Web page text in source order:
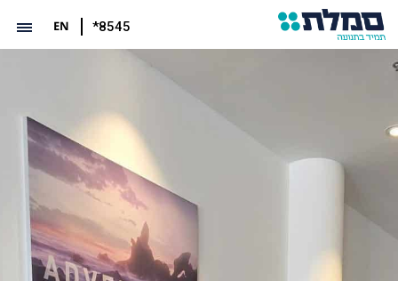
*8545
EN